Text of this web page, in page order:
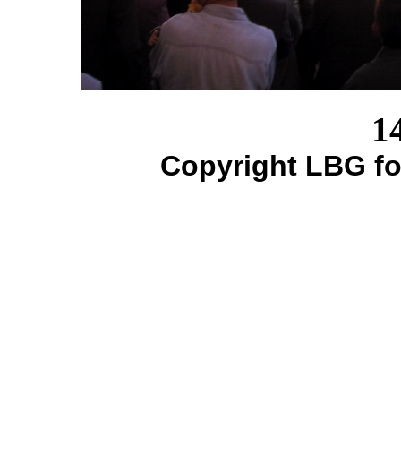
Copyright LBG